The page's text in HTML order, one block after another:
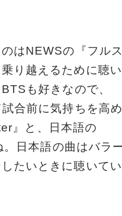
はNEWSの『フル
り越えるために聴い
も好きなので、
合前に気持ちを高
』と、日本語の
。日本語の曲はバラ
たいときに聴いてい